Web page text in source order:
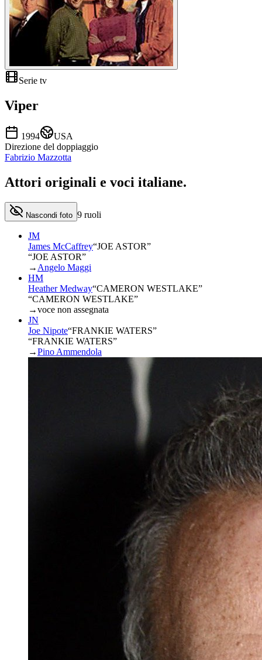
Serie tv
Viper
1994
USA
Direzione del doppiaggio
Fabrizio Mazzotta
Attori originali e voci italiane.
Nascondi foto 9 ruoli
JM
James McCaffrey“JOE ASTOR”
“JOE ASTOR”
→ Angelo Maggi
HM
Heather Medway“CAMERON WESTLAKE”
“CAMERON WESTLAKE”
→voce non assegnata
JN
Joe Nipote“FRANKIE WATERS”
“FRANKIE WATERS”
→Pino Ammendola